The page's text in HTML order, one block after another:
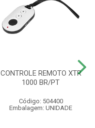
CONTROLE REMOTO XTR
1000 BR/PT
Código: 504400
Embalagem: UNIDADE